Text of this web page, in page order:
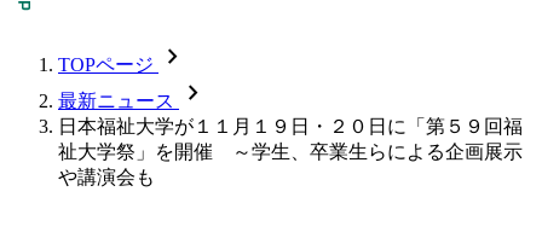
TOPページ chevron_forward
最新ニュース chevron_forward
日本福祉大学が１１月１９日・２０日に「第５９回福
祉大学祭」を開催 ～学生、卒業生らによる企画展示
や講演会も